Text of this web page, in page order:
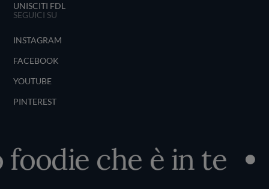
UNISCITI FDL
SEGUICI SU
INSTAGRAM
FACEBOOK
YOUTUBE
PINTEREST
che è in te